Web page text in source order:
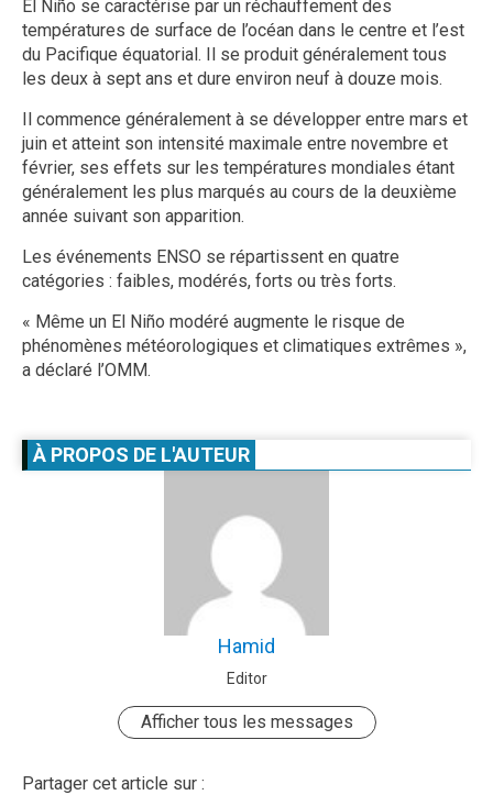
El Niño se caractérise par un réchauffement des
températures de surface de l’océan dans le centre et l’est
du Pacifique équatorial. Il se produit généralement tous
les deux à sept ans et dure environ neuf à douze mois.
Il commence généralement à se développer entre mars et
juin et atteint son intensité maximale entre novembre et
février, ses effets sur les températures mondiales étant
généralement les plus marqués au cours de la deuxième
année suivant son apparition.
Les événements ENSO se répartissent en quatre
catégories : faibles, modérés, forts ou très forts.
« Même un El Niño modéré augmente le risque de
phénomènes météorologiques et climatiques extrêmes »,
a déclaré l’OMM.
À PROPOS DE L'AUTEUR
Hamid
Editor
Afficher tous les messages
Partager cet article sur :